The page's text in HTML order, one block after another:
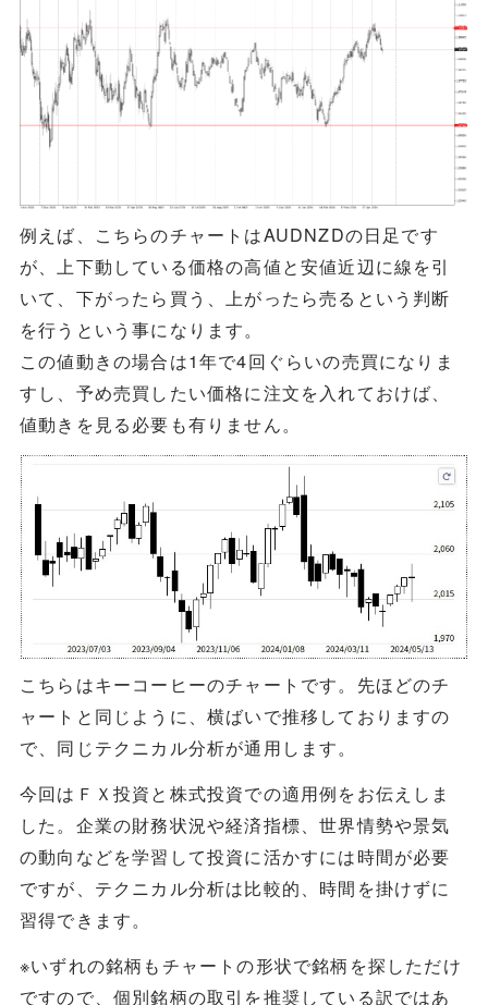
例えば、こちらのチャートはAUDNZDの日足です
が、上下動している価格の高値と安値近辺に線を引
いて、下がったら買う、上がったら売るという判断
を行うという事になります。
この値動きの場合は1年で4回ぐらいの売買になりま
すし、予め売買したい価格に注文を入れておけば、
値動きを見る必要も有りません。
こちらはキーコーヒーのチャートです。先ほどのチ
ャートと同じように、横ばいで推移しておりますの
で、同じテクニカル分析が通用します。
今回はＦＸ投資と株式投資での適用例をお伝えしま
した。企業の財務状況や経済指標、世界情勢や景気
の動向などを学習して投資に活かすには時間が必要
ですが、テクニカル分析は比較的、時間を掛けずに
習得できます。
※いずれの銘柄もチャートの形状で銘柄を探しただけ
ですので、個別銘柄の取引を推奨している訳ではあ